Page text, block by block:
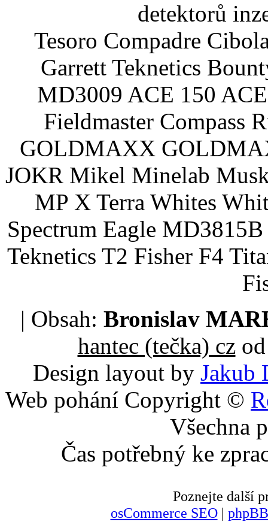
detektorů
Tesoro Compadre
Garrett Teknetics
MD3009 ACE 150
Fieldmaster Compass
GOLDMAXX
JOKR Mikel Minelab
MP X Terra Whites
Spectrum Eagle
Teknetics T2 Fisher F4
| Obsah: Bronislav
hantec (tečka) czod
Design layout by Jakub
Web pohání Copyright ©
Všechna
Čas potřebný ke
Poznejte další
osCommerce SEO|